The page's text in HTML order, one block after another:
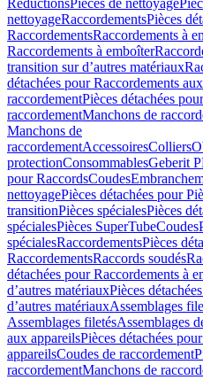
RéductionsPièces de nettoyage
nettoyageRaccordementsPièces
RaccordementsRaccordements à
Raccordements à emboîter
transition sur d’autres matériaux
détachées pour Raccordements
raccordementPièces détachées
raccordementManchons de
Manchons de
raccordementAccessoiresColliers
protectionConsommablesGeberit
pour RaccordsCoudes
nettoyagePièces détachées pour
transitionPièces spécialesPièces
spécialesPièces SuperTubeCoudes
spécialesRaccordementsPièces
RaccordementsRaccords soudés
détachées pour Raccordements à
d’autres matériauxPièces
d’autres matériauxAssemblages
Assemblages filetésAssemblages
aux appareilsPièces détachées
appareilsCoudes de raccordement
raccordementManchons de